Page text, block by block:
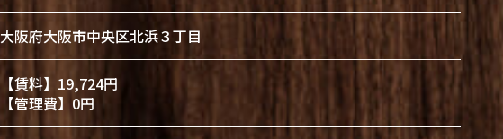
大阪府大阪市中央区北浜３丁目
【賃料】19,724円
【管理費】0円